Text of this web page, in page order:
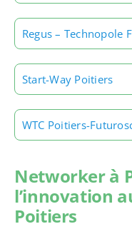
Regus – Technopole
Start-Way Poitiers
WTC Poitiers-
Networker à
l’innovation
Poitiers